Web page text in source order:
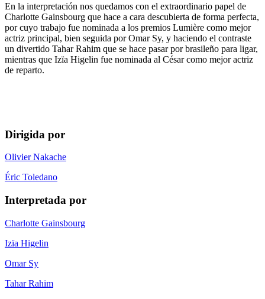
En la interpretación nos quedamos con el extraordinario papel de
Charlotte Gainsbourg que hace a cara descubierta de forma perfecta,
por cuyo trabajo fue nominada a los premios Lumière como mejor
actriz principal, bien seguida por Omar Sy, y haciendo el contraste
un divertido Tahar Rahim que se hace pasar por brasileño para ligar,
mientras que Izïa Higelin fue nominada al César como mejor actriz
de reparto.
Dirigida por
Olivier Nakache
Éric Toledano
Interpretada por
Charlotte Gainsbourg
Izïa Higelin
Omar Sy
Tahar Rahim